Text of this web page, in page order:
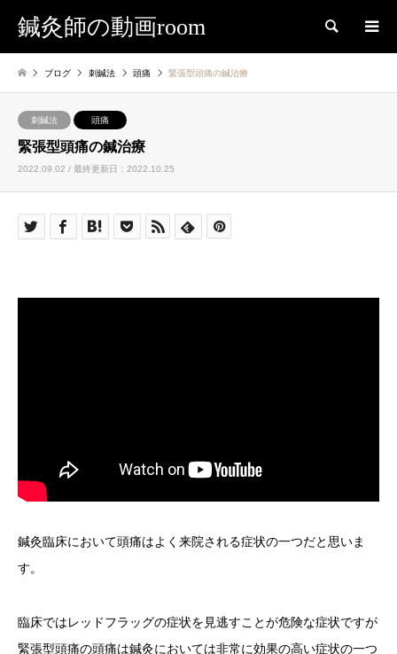
鍼灸師の動画room 検索
ブログ 刺鍼法 頭痛 緊張型頭痛の鍼治療
刺鍼法 頭痛
緊張型頭痛の鍼治療
2022.09.02 / 最終更新日：2022.10.25
鍼灸臨床において頭痛はよく来院される症状の一つだと思いま
す。
臨床ではレッドフラッグの症状を見逃すことが危険な症状ですが
緊張型頭痛の頭痛は鍼灸においては非常に効果の高い症状の一つ